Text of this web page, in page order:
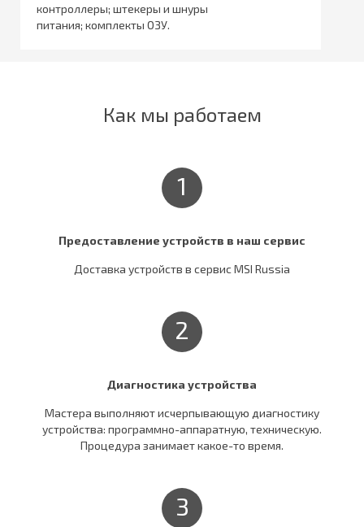
контроллеры; штекеры и шнуры
питания; комплекты ОЗУ.
Как мы работаем
1
Предоставление устройств в наш сервис
Доставка устройств в сервис MSI Russia
2
Диагностика устройства
Мастера выполняют исчерпывающую диагностику
устройства: программно-аппаратную, техническую.
Процедура занимает какое-то время.
3